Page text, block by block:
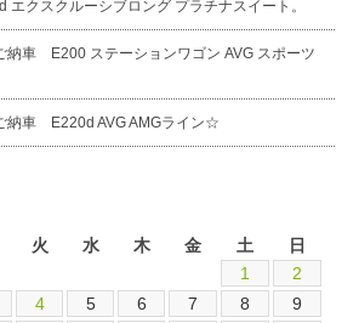
エクスクルーシブロング プラチナスイート。
納車 E200 ステーションワゴン AVG スポーツ
納車 E220d AVG AMGライン☆
火 水 木 金 土
日
1
2
4 5 6 7 8
9